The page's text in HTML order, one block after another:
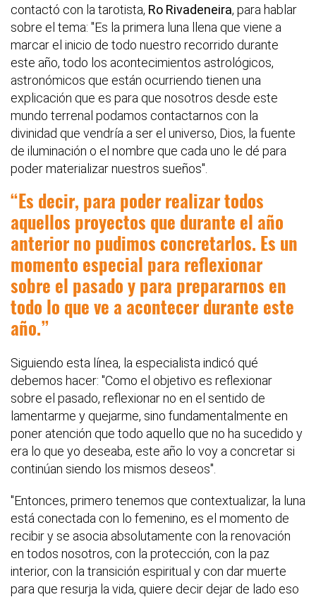
contactó con la tarotista, Ro Rivadeneira, para hablar
sobre el tema: "Es la primera luna llena que viene a
marcar el inicio de todo nuestro recorrido durante
este año, todo los acontecimientos astrológicos,
astronómicos que están ocurriendo tienen una
explicación que es para que nosotros desde este
mundo terrenal podamos contactarnos con la
divinidad que vendría a ser el universo, Dios, la fuente
de iluminación o el nombre que cada uno le dé para
poder materializar nuestros sueños".
Es decir, para poder realizar todos
aquellos proyectos que durante el año
anterior no pudimos concretarlos. Es un
momento especial para reflexionar
sobre el pasado y para prepararnos en
todo lo que ve a acontecer durante este
año.
Siguiendo esta línea, la especialista indicó qué
debemos hacer: "Como el objetivo es reflexionar
sobre el pasado, reflexionar no en el sentido de
lamentarme y quejarme, sino fundamentalmente en
poner atención que todo aquello que no ha sucedido y
era lo que yo deseaba, este año lo voy a concretar si
continúan siendo los mismos deseos".
"Entonces, primero tenemos que contextualizar, la luna
está conectada con lo femenino, es el momento de
recibir y se asocia absolutamente con la renovación
en todos nosotros, con la protección, con la paz
interior, con la transición espiritual y con dar muerte
para que resurja la vida, quiere decir dejar de lado eso